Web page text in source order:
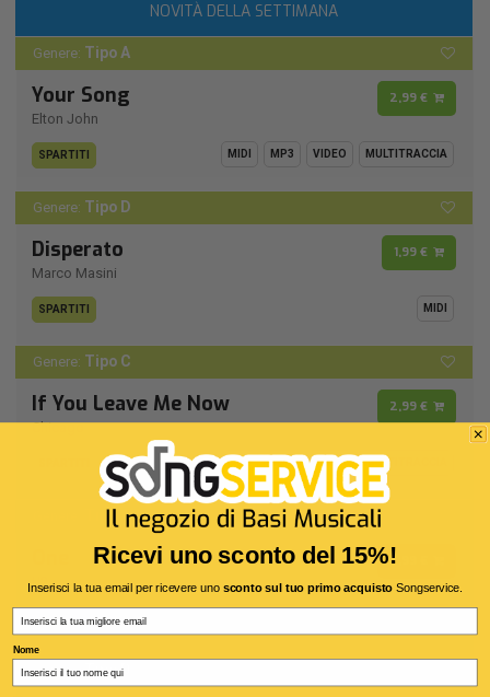
NOVITÀ DELLA SETTIMANA
Genere: Tipo A
Your Song
Elton John
2,99 €
SPARTITI MIDI MP3 VIDEO MULTITRACCIA
Genere: Tipo D
Disperato
Marco Masini
1,99 €
SPARTITI MIDI
Genere: Tipo C
If You Leave Me Now
Chicago
2,99 €
MIDI MP3 VIDEO MULTITRACCIA
Tipo A
U2
2,99 €
SPARTITI
Genere:Tipo D
Ricevi uno sconto del 15%!
Inserisci la tua email per ricevere uno sconto sul tuo primo acquistoSongservice.
Nome